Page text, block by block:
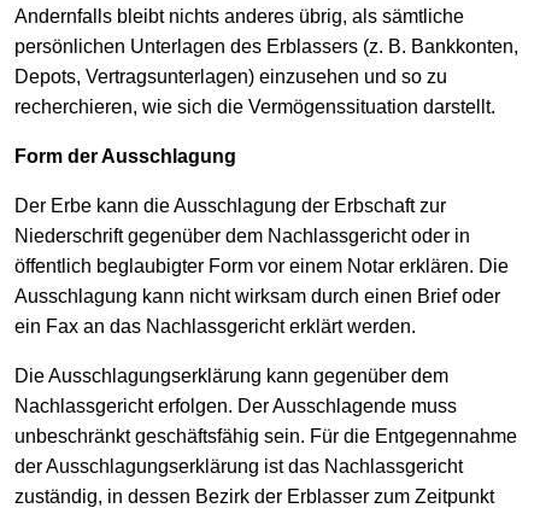
Andernfalls bleibt nichts anderes übrig, als sämtliche
persönlichen Unterlagen des Erblassers (z. B. Bankkonten,
Depots, Vertragsunterlagen) einzusehen und so zu
recherchieren, wie sich die Vermögenssituation darstellt.
Form der Ausschlagung
Der Erbe kann die Ausschlagung der Erbschaft zur
Niederschrift gegenüber dem Nachlassgericht oder in
öffentlich beglaubigter Form vor einem Notar erklären. Die
Ausschlagung kann nicht wirksam durch einen Brief oder
ein Fax an das Nachlassgericht erklärt werden.
Die Ausschlagungserklärung kann gegenüber dem
Nachlassgericht erfolgen. Der Ausschlagende muss
unbeschränkt geschäftsfähig sein. Für die Entgegennahme
der Ausschlagungserklärung ist das Nachlassgericht
zuständig, in dessen Bezirk der Erblasser zum Zeitpunkt